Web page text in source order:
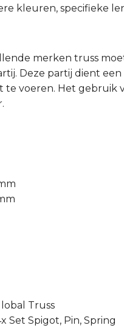
kleuren, specifieke
merken truss
Deze partij dient
voeren. Het gebruik
Truss
Set Spigot, Pin, Spring